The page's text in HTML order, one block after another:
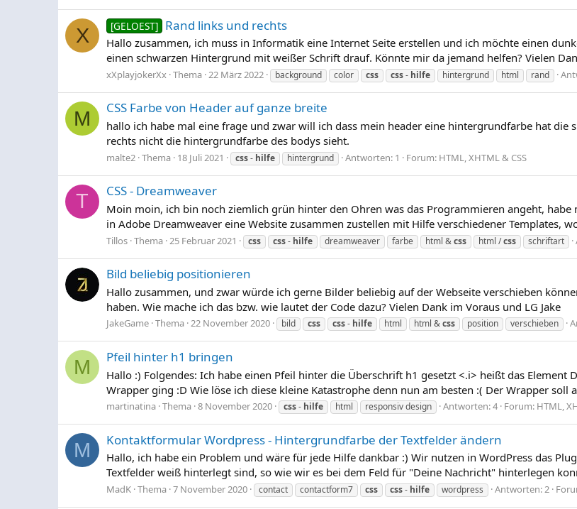
X [GELOEST] Rand links und rechts
Hallo zusammen, ich muss in Informatik eine Internet Seite erstellen und ich möchte einen
einen schwarzen Hintergrund mit weißer Schrift drauf. Könnte mir da jemand helfen? Vielen
xXplayjokerXx Thema 22 März 2022 background color css css- hilfe hintergrund html rand
M CSS Farbe von Header auf ganze breite
hallo ich habe mal eine frage und zwar will ich dass mein header eine hintergrundfarbe hat die
rechts nicht die hintergrundfarbe des bodys sieht.
malte2 Thema 18 Juli 2021 css- hilfe hintergrund Antworten: 1 Forum: HTML, XHTML & CSS
T CSS - Dreamweaver
Moin moin, ich bin noch ziemlich grün hinter den Ohren was das Programmieren angeht,
in Adobe Dreamweaver eine Website zusammen zustellen mit Hilfe verschiedener Templates,
Tillos Thema 25 Februar 2021 css css- hilfe dreamweaver farbe html &css html /css schriftart
Bild beliebig positionieren
Hallo zusammen, und zwar würde ich gerne Bilder beliebig auf der Webseite verschieben
haben. Wie mache ich das bzw. wie lautet der Code dazu? Vielen Dank im Voraus und LG Jake
JakeGame Thema 22 November 2020 bild css css- hilfe html html &css position verschieben
M Pfeil hinter h1 bringen
Hallo :) Folgendes: Ich habe einen Pfeil hinter die Überschrift h1 gesetzt <.i> heißt das
Wrapper ging :D Wie löse ich diese kleine Katastrophe denn nun am besten :( Der Wrapper soll
martinatina Thema 8 November 2020 css- hilfe html responsiv design Antworten: 4 Forum: HTML,
M Kontaktformular Wordpress - Hintergrundfarbe der Textfelder ändern
Hallo, ich habe ein Problem und wäre für jede Hilfe dankbar :) Wir nutzen in WordPress das
Textfelder weiß hinterlegt sind, so wie wir es bei dem Feld für "Deine Nachricht" hinterlegen
MadK Thema 7 November 2020 contact contactform7 css css- hilfe wordpress Antworten: 2